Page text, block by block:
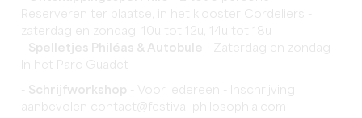
Reserveren ter plaatse, in het klooster Cordeliers -
zaterdag en zondag, 10u tot 12u, 14u tot 18u
Spelletjes Philéas & Autobule - Zaterdag en zondag -
In het Parc Guadet
Schrijfworkshop - Voor iedereen - Inschrijving
aanbevolen contact@festival-philosophia.com